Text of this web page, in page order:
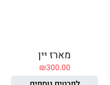
מארז יין
₪300.00